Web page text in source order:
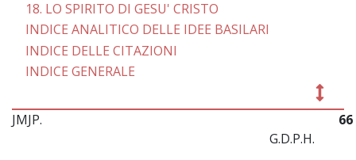
18. LO SPIRITO DI GESU' CRISTO
INDICE ANALITICO DELLE IDEE BASILARI
INDICE DELLE CITAZIONI
INDICE GENERALE
JMJP.
G.D.P.H.
66